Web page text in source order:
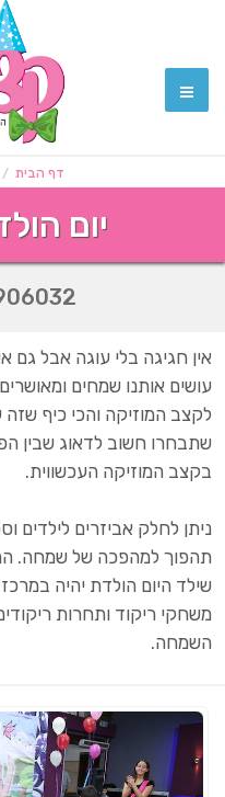
דף הבית
יום
אין חגיגה בלי עוגה אבל גם
עושים אותנו שמחים
לקצב המוזיקה והכי כיף
שתבחרו חשוב לדאוג שבין
בקצב המוזיקה העכשווית.
ניתן לחלק אביזרים לילדים
תהפוך למהפכה של שמחה.
שילד היום הולדת יהיה
משחקי ריקוד ותחרות
השמחה.